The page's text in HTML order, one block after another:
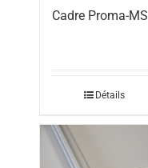
Cadre Proma-MS
Détails